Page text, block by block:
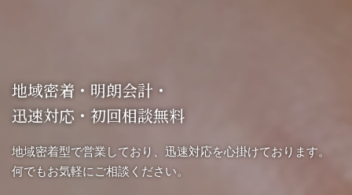
西尾市吉良町の林総合事務所
相続登記・相続放棄・成年後見に関することは
お気軽にお問い合わせください。
地域密着・明朗会計・
迅速対応・初回相談無料
地域密着型で営業しており、迅速対応を心掛けております。
何でもお気軽にご相談ください。
LINEからお問い合わせいただけます
西尾市の総合事務所で唯一、事務所公式LINEからの
お問い合わせを受け付けております。お気軽にご利用くださ
い。